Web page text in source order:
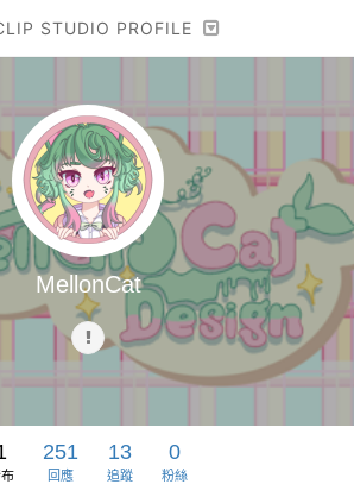
STUDIO PROFILE
MellonCat
251
回應
13
追蹤
0
粉絲